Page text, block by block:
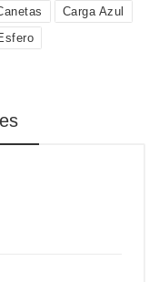
Carga Azul